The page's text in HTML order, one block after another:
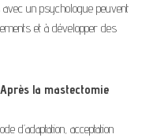
un psychologue peuvent
et à développer des
Après la mastectomie
d’adaptation, acceptation